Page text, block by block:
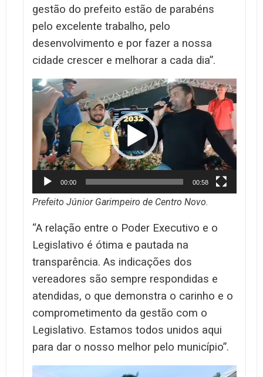
gestão do prefeito estão de parabéns
pelo excelente trabalho, pelo
desenvolvimento e por fazer a nossa
cidade crescer e melhorar a cada dia”.
Tocador
vídeo
00:00 00:58
Prefeito Júnior Garimpeiro de Centro Novo.
“A relação entre o Poder Executivo e o
Legislativo é ótima e pautada na
transparência. As indicações dos
vereadores são sempre respondidas e
atendidas, o que demonstra o carinho e o
comprometimento da gestão com o
Legislativo. Estamos todos unidos aqui
para dar o nosso melhor pelo município”.